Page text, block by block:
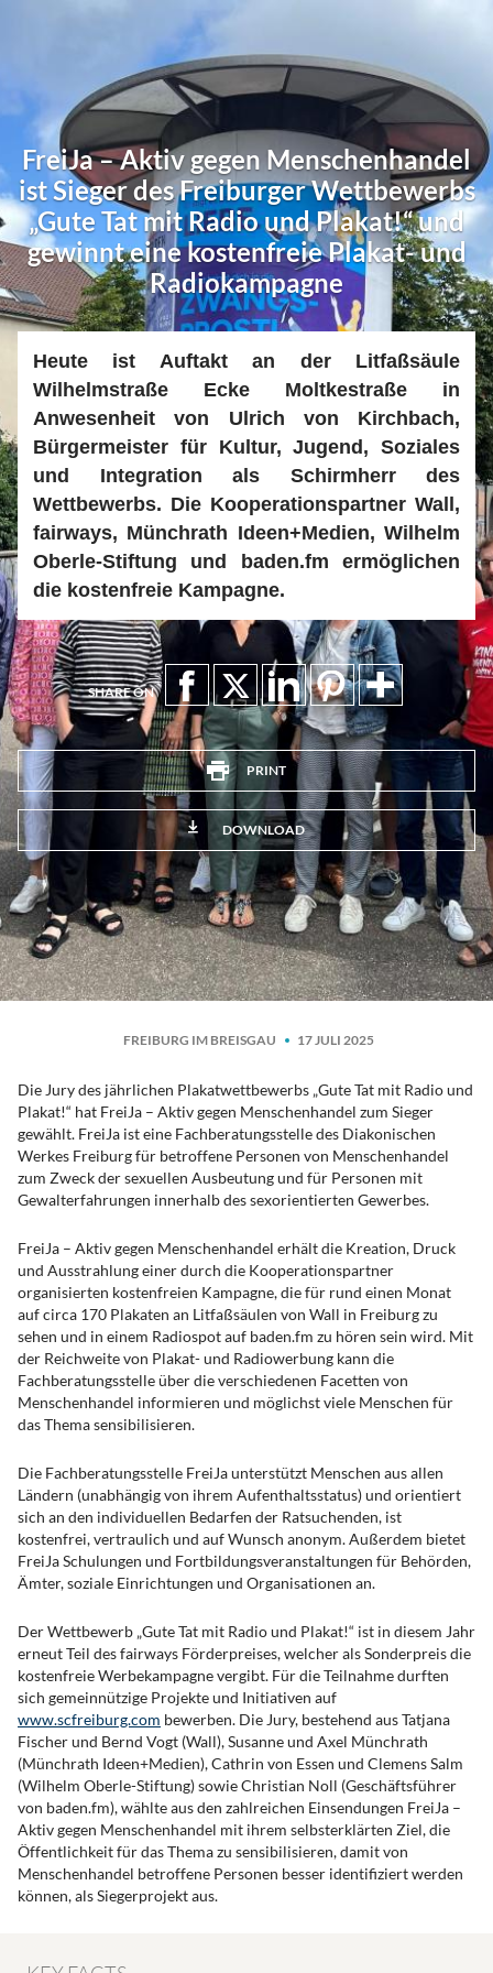
FreiJa – Aktiv gegen Menschenhandel
ist Sieger des Freiburger Wettbewerbs
„Gute Tat mit Radio und Plakat!“ und
gewinnt eine kostenfreie Plakat- und
Radiokampagne
Heute ist Auftakt an der Litfaßsäule
Wilhelmstraße Ecke Moltkestraße in
Anwesenheit von Ulrich von Kirchbach,
Bürgermeister für Kultur, Jugend, Soziales
und Integration als Schirmherr des
Wettbewerbs. Die Kooperationspartner Wall,
fairways, Münchrath Ideen+Medien, Wilhelm
Oberle-Stiftung und baden.fm ermöglichen
die kostenfreie Kampagne.
SHARE ON
PRINT
DOWNLOAD
FREIBURG IM BREISGAU 17 JULI 2025
Die Jury des jährlichen Plakatwettbewerbs „Gute Tat mit Radio und
Plakat!“ hat FreiJa – Aktiv gegen Menschenhandel zum Sieger
gewählt. FreiJa ist eine Fachberatungsstelle des Diakonischen
Werkes Freiburg für betroffene Personen von Menschenhandel
zum Zweck der sexuellen Ausbeutung und für Personen mit
Gewalterfahrungen innerhalb des sexorientierten Gewerbes.
FreiJa – Aktiv gegen Menschenhandel erhält die Kreation, Druck
und Ausstrahlung einer durch die Kooperationspartner
organisierten kostenfreien Kampagne, die für rund einen Monat
auf circa 170 Plakaten an Litfaßsäulen von Wall in Freiburg zu
sehen und in einem Radiospot auf baden.fm zu hören sein wird. Mit
der Reichweite von Plakat- und Radiowerbung kann die
Fachberatungsstelle über die verschiedenen Facetten von
Menschenhandel informieren und möglichst viele Menschen für
das Thema sensibilisieren.
Die Fachberatungsstelle FreiJa unterstützt Menschen aus allen
Ländern (unabhängig von ihrem Aufenthaltsstatus) und orientiert
sich an den individuellen Bedarfen der Ratsuchenden, ist
kostenfrei, vertraulich und auf Wunsch anonym. Außerdem bietet
FreiJa Schulungen und Fortbildungsveranstaltungen für Behörden,
Ämter, soziale Einrichtungen und Organisationen an.
Der Wettbewerb „Gute Tat mit Radio und Plakat!“ ist in diesem Jahr
erneut Teil des fairways Förderpreises, welcher als Sonderpreis die
kostenfreie Werbekampagne vergibt. Für die Teilnahme durften
sich gemeinnützige Projekte und Initiativen auf
www.scfreiburg.com bewerben. Die Jury, bestehend aus Tatjana
Fischer und Bernd Vogt (Wall), Susanne und Axel Münchrath
(Münchrath Ideen+Medien), Cathrin von Essen und Clemens Salm
(Wilhelm Oberle-Stiftung) sowie Christian Noll (Geschäftsführer
von baden.fm), wählte aus den zahlreichen Einsendungen FreiJa –
Aktiv gegen Menschenhandel mit ihrem selbsterklärten Ziel, die
Öffentlichkeit für das Thema zu sensibilisieren, damit von
Menschenhandel betroffene Personen besser identifiziert werden
können, als Siegerprojekt aus.